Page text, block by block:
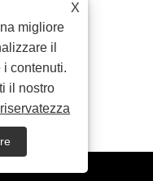
X
migliore
il
i contenuti.
il ​​nostro